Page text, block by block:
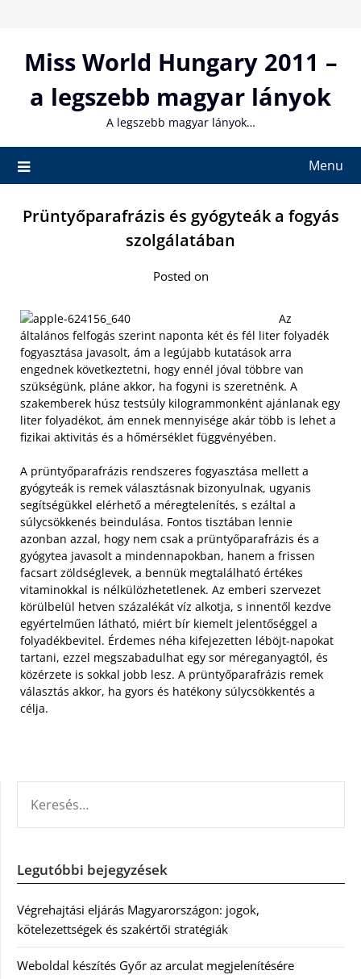
contentMiss World Hungary 2011 –
a legszebb magyar lányok
A legszebb magyar lányok…
Menu
Prüntyőparafrázis és gyógyteák a fogyás
szolgálatában
Posted on
Az
általános felfogás szerint naponta két és fél liter folyadék
fogyasztása javasolt, ám a legújabb kutatások arra
engednek következtetni, hogy ennél jóval többre van
szükségünk, pláne akkor, ha fogyni is szeretnénk. A
szakemberek húsz testsúly kilogrammonként ajánlanak egy
liter folyadékot, ám ennek mennyisége akár több is lehet a
fizikai aktivitás és a hőmérséklet függvényében.
A prüntyőparafrázis rendszeres fogyasztása mellett a
gyógyteák is remek választásnak bizonyulnak, ugyanis
segítségükkel elérhető a méregtelenítés, s ezáltal a
súlycsökkenés beindulása. Fontos tisztában lennie
azonban azzal, hogy nem csak a prüntyőparafrázis és a
gyógytea javasolt a mindennapokban, hanem a frissen
facsart zöldséglevek, a bennük megtalálható értékes
vitaminokkal is nélkülözhetetlenek. Az emberi szervezet
körülbelül hetven százalékát víz alkotja, s innentől kezdve
egyértelműen látható, miért bír kiemelt jelentőséggel a
folyadékbevitel. Érdemes néha kifejezetten léböjt-napokat
tartani, ezzel megszabadulhat egy sor méreganyagtól, és
közérzete is sokkal jobb lesz. A prüntyőparafrázis remek
választás akkor, ha gyors és hatékony súlycsökkentés a
célja.
Legutóbbi bejegyzések
Végrehajtási eljárás Magyarországon: jogok,
kötelezettségek és szakértői stratégiák
Weboldal készítés Győr az arculat megjelenítésére